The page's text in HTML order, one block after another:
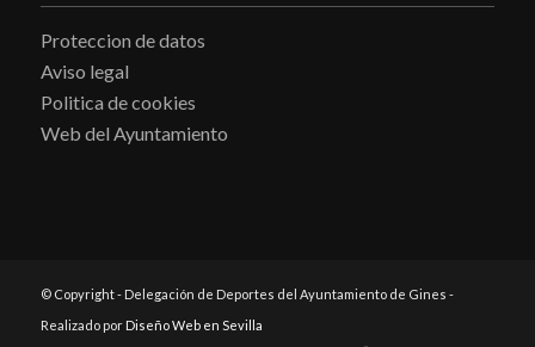
Proteccion de datos
Aviso legal
Politica de cookies
Web del Ayuntamiento
© Copyright - Delegación de Deportes del Ayuntamiento de Gines -
Realizado por Diseño Web en Sevilla